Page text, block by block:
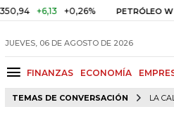
+6,13 +0,26% PETRÓLEO WTI US$
JUEVES, 06 DE AGOSTO DE 2026
FINANZAS ECONOMÍA
TEMAS DE CONVERSACIÓN LA